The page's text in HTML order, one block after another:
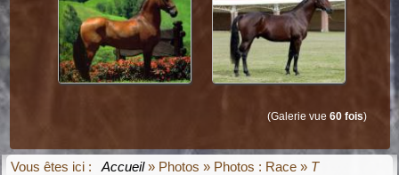
(Galerie vue 60 fois)
Vous êtes ici : Accueil» Photos » Photos : Race » T